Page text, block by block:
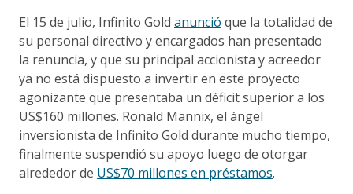
El 15 de julio, Infinito Gold anunció que la totalidad de
su personal directivo y encargados han presentado
la renuncia, y que su principal accionista y acreedor
ya no está dispuesto a invertir en este proyecto
agonizante que presentaba un déficit superior a los
US$160 millones. Ronald Mannix, el ángel
inversionista de Infinito Gold durante mucho tiempo,
finalmente suspendió su apoyo luego de otorgar
alrededor de US$70 millones en préstamos.